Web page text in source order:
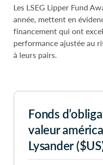
Les LSEG Lipper Fund
année, mettent en
financement qui ont
performance ajustée au
à leurs pairs.
Fonds
valeur
Lysander